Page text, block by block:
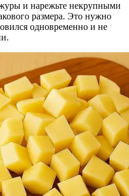
и нарежьте некрупными
размера. Это нужно
одновременно и не